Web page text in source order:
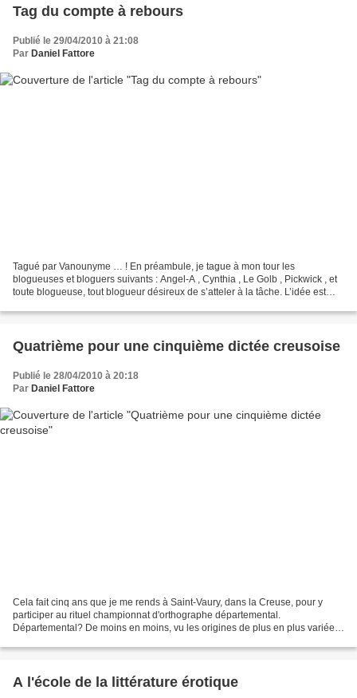
Tag du compte à rebours
Publié le 29/04/2010 à 21:08
Par Daniel Fattore
Tagué par Vanounyme … ! En préambule, je tague à mon tour les
blogueuses et bloguers suivants : Angel-A , Cynthia , Le Golb , Pickwick , et
toute blogueuse, tout blogueur désireux de s’atteler à la tâche. L’idée est
Quatrième pour une cinquième dictée creusoise
Publié le 28/04/2010 à 20:18
Par Daniel Fattore
Cela fait cinq ans que je me rends à Saint-Vaury, dans la Creuse, pour y
participer au rituel championnat d'orthographe départemental.
Départemental? De moins en moins, vu les origines de plus en plus variées
A l'école de la littérature érotique